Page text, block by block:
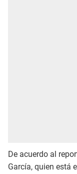
De acuerdo al
García, quien está